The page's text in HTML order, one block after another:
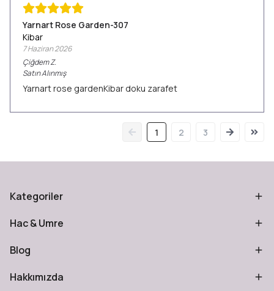
Yarnart Rose Garden-307
Kibar
7 Haziran 2026
ÇiğdemZ.
Satın Alınmış
Yarnart rose gardenKibar doku zarafet
1 2 3
Kategoriler
Hac & Umre
Blog
Hakkımızda